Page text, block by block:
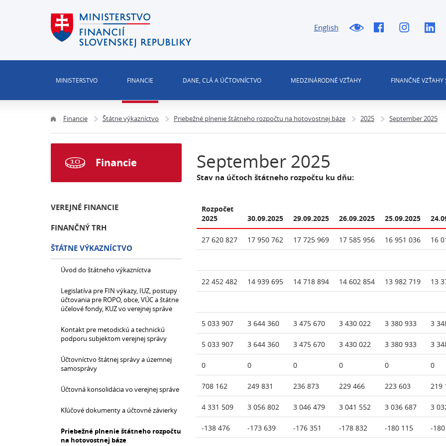
English
MINISTERSTVO FINANCIE DANE, CLÁ A ÚČTOVNÍCTVO MEDZINÁRODNÉ VZŤAHY FINANČNÉ VZŤAHY
Financie Štátne výkazníctvo Priebežné plnenie štátneho rozpočtu na hotovostnej báze 2025 September 2025
September 2025
Stav na účtoch štátneho rozpočtu ku dňu:
Rozpočet
2025
30.09.2025 29.09.2025 26.09.2025 25.09.2025
27 620 827 17 950 762 17 725 969 17 585 956 16 951 036 16
22 452 482 14 939 695 14 718 894 14 602 854 13 982 719 13
5 033 907 3 644 360 3 475 670 3 430 022 3 380 933 3
5 033 907 3 644 360 3 475 670 3 430 022 3 380 933 3
0 0 0 0 0 0
708 162 249 831 236 873 229 466 223 603 219
4 331 509 3 056 802 3 046 479 3 041 552 3 036 687 3
-138 476 -173 639 -176 351 -178 832 -180 115 -180
Financie
VEREJNÉ FINANCIE
FINANČNÝ TRH
ŠTÁTNE VÝKAZNÍCTVO
Úvod do štátneho výkazníctva
Legislatíva pre FIN výkazy, IUZ, postupy
účtovania pre ROPO, obce, VÚC a štátne
účelové fondy, KUZ vo verejnej správe
Kontakt pre metodickú a technickú
podporu subjektom verejnej správy
Účtovníctvo štátnej správy a územnej
samosprávy
Účtovná konsolidácia vo verejnej správe
Kľúčové dokumenty a účtovné závierky
Priebežné plnenie štátneho rozpočtu
na hotovostnej báze